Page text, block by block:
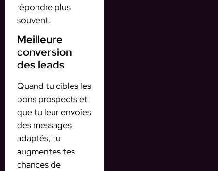
répondre plus
souvent.
Meilleure
conversion
des leads
Quand tu cibles les
bons prospects et
que tu leur envoies
des messages
adaptés, tu
augmentes tes
chances de